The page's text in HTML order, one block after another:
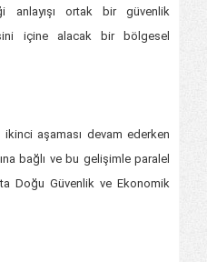
anlayışı ortak bir güvenlik
içine alacak bir bölgesel
aşaması devam ederken
bağlı ve bu gelişimle paralel
Doğu Güvenlik ve Ekonomik